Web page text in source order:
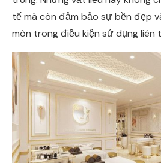
tế mà còn đảm bảo sự bền đẹp
mòn trong điều kiện sử dụng liên